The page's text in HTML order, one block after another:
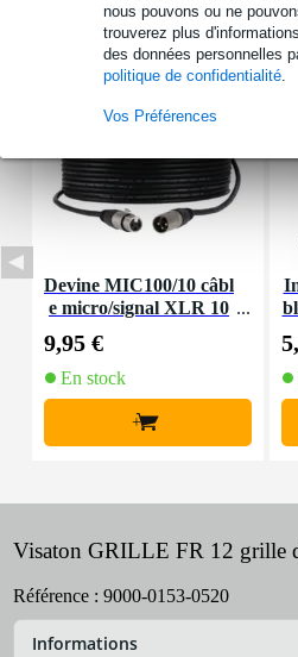
nous pouvons ou ne
trouverez plus
des données personnelles
politique de confidentialité
Vos Préférences
Accessoires (7)
Devine MIC100/10 câbl
e micro/signal XLR 10
9,95 €
En stock
+
Visaton GRILLE FR 12 grille
Référence : 9000-0153-0520
Informations